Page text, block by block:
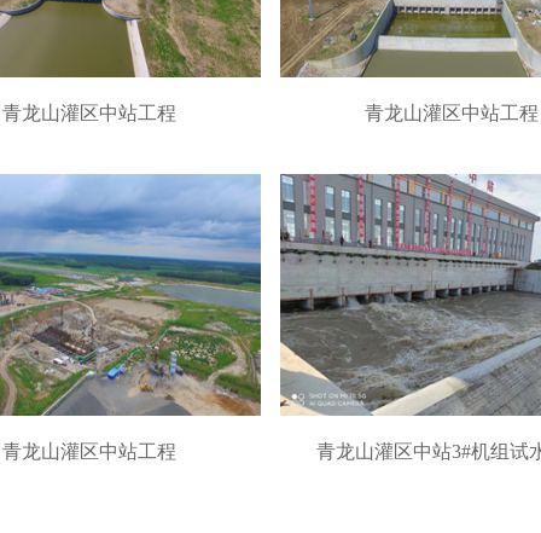
青龙山灌区中站工程 青龙山灌区中站工程
青龙山灌区中站工程 青龙山灌区中站3#机组试